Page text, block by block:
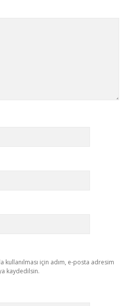
kullanılması için adım, e-posta adresim
kaydedilsin.